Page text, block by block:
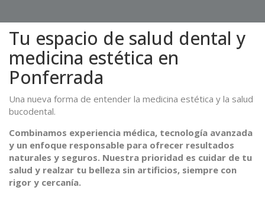
Tu espacio de salud dental y
medicina estética en
Ponferrada
Una nueva forma de entender la medicina estética y la salud
bucodental.
Combinamos experiencia médica, tecnología avanzada
y un enfoque responsable para ofrecer resultados
naturales y seguros. Nuestra prioridad es cuidar de tu
salud y realzar tu belleza sin artificios, siempre con
rigor y cercanía.